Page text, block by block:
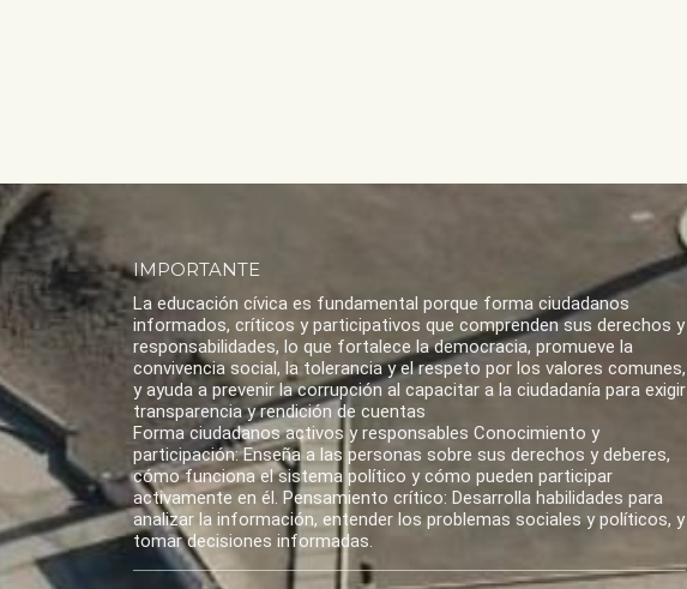
IMPORTANTE
La educación cívica es fundamental porque forma ciudadanos
informados, críticos y participativos que comprenden sus derechos y
responsabilidades, lo que fortalece la democracia, promueve la
convivencia social, la tolerancia y el respeto por los valores comunes,
y ayuda a prevenir la corrupción al capacitar a la ciudadanía para exigir
transparencia y rendición de cuentas
Forma ciudadanos activos y responsables Conocimiento y
participación: Enseña a las personas sobre sus derechos y deberes,
cómo funciona el sistema político y cómo pueden participar
activamente en él. Pensamiento crítico: Desarrolla habilidades para
analizar la información, entender los problemas sociales y políticos, y
tomar decisiones informadas.